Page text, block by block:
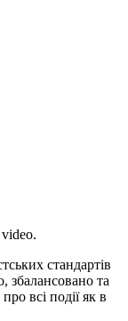
стандартів
збалансовано та
всі події як в